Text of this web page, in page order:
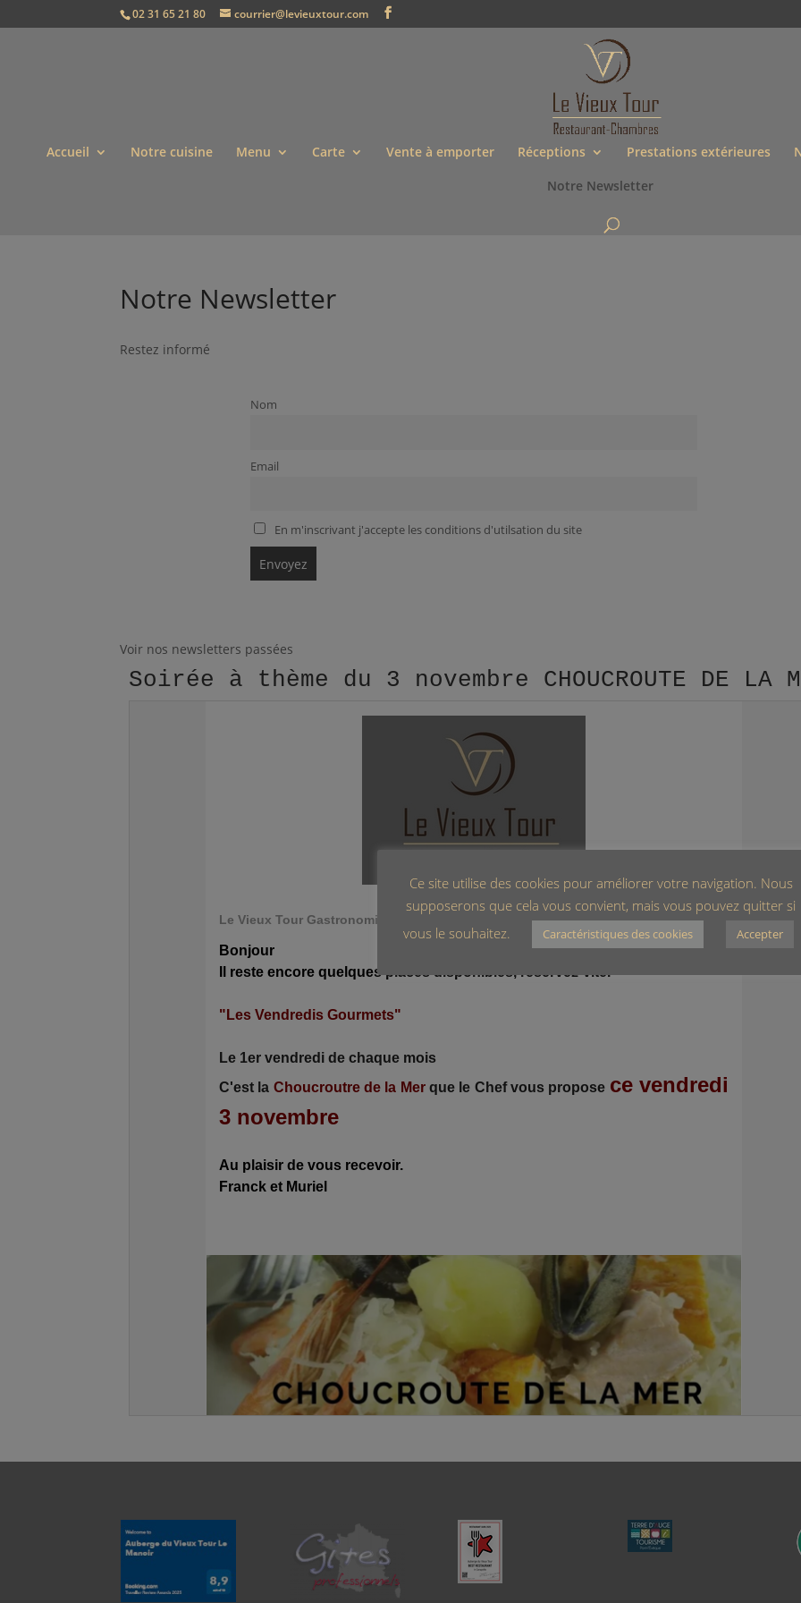
02 31 65 21 80 courrier@levieuxtour.com
Accueil Notre cuisine Menu Carte Vente à emporter Réceptions Prestations extérieures
Notre Newsletter
Notre Newsletter
Restez informé
Nom
Email
En m'inscrivant j'accepte les conditions d'utilsation du site
Voir nos newsletters passées
Soirée à thème du 3 novembre CHOUCROUTE
Ce site utilise des cookies pour améliorer votre navigation. Nous
supposerons que cela vous convient, mais vous pouvez quitter si
vous le souhaitez.
Caractéristiques des cookies Accepter